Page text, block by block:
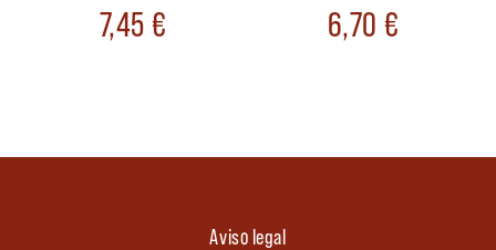
7,45€ 6,70 €
Aviso legal